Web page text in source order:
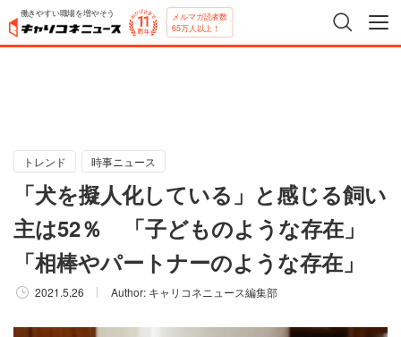
働きやすい職場を増やそう メルマガ読者数
65万人以上！
トレンド 時事ニュース
「犬を擬人化している」と感じる飼い
主は52％ 「子どものような存在」
「相棒やパートナーのような存在」
2021.5.26 Author: キャリコネニュース編集部